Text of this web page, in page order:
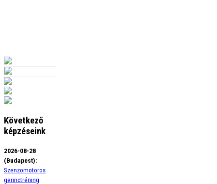
Következő
képzéseink
2026-08-28
(Budapest):
Szenzomotoros
gerinctréning